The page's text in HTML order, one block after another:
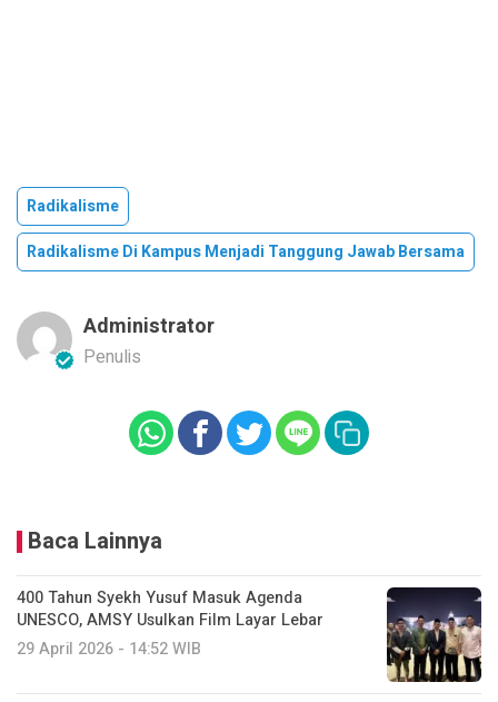
Radikalisme
Radikalisme Di Kampus Menjadi Tanggung Jawab Bersama
Administrator
Penulis
Baca Lainnya
400 Tahun Syekh Yusuf Masuk Agenda
UNESCO, AMSY Usulkan Film Layar Lebar
29 April 2026 - 14:52 WIB